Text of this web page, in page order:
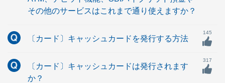
その他のサービスはこれまで通り使えますか？
〔カード〕キャッシュカードを発行する方法
145
〔カード〕キャッシュカードは発行されます
か？
317